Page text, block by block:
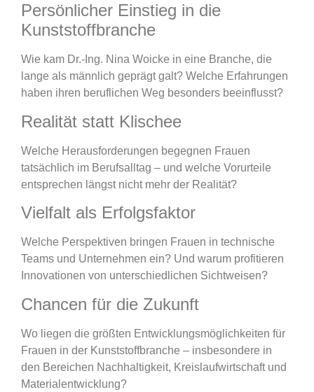
Persönlicher Einstieg in die
Kunststoffbranche
Wie kam Dr.-Ing. Nina Woicke in eine Branche, die
lange als männlich geprägt galt? Welche Erfahrungen
haben ihren beruflichen Weg besonders beeinflusst?
Realität statt Klischee
Welche Herausforderungen begegnen Frauen
tatsächlich im Berufsalltag – und welche Vorurteile
entsprechen längst nicht mehr der Realität?
Vielfalt als Erfolgsfaktor
Welche Perspektiven bringen Frauen in technische
Teams und Unternehmen ein? Und warum profitieren
Innovationen von unterschiedlichen Sichtweisen?
Chancen für die Zukunft
Wo liegen die größten Entwicklungsmöglichkeiten für
Frauen in der Kunststoffbranche – insbesondere in
den Bereichen Nachhaltigkeit, Kreislaufwirtschaft und
Materialentwicklung?